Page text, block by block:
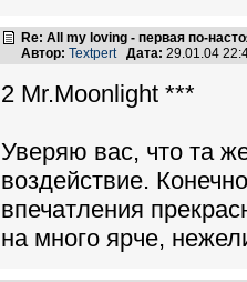
Re: All my loving - первая по-
Автор: Textpert Дата: 29.01.04
2 Mr.Moonlight ***
Уверяю вас, что та
воздействие.
впечатления
на много ярче,